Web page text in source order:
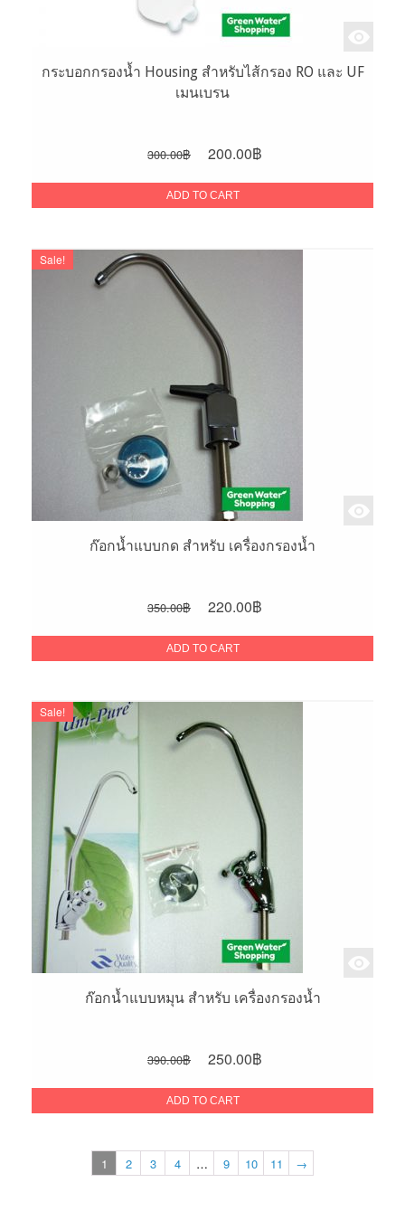
กระบอกกรองน้ำ Housing สำหรับไส้กรอง RO และ UF
เมนเบรน
300.00฿
Original
was:
200.00฿
ADD TO CART
Sale!
ก๊อกน้ำแบบกด สำหรับ เครื่องกรองน้ำ
350.00฿
Original
was:
220.00฿
ADD TO CART
Sale!
ก๊อกน้ำแบบหมุน สำหรับ เครื่องกรองน้ำ
390.00฿
Original
was:
250.00฿
ADD TO CART
1 2 3 4 … 9 10 11 →